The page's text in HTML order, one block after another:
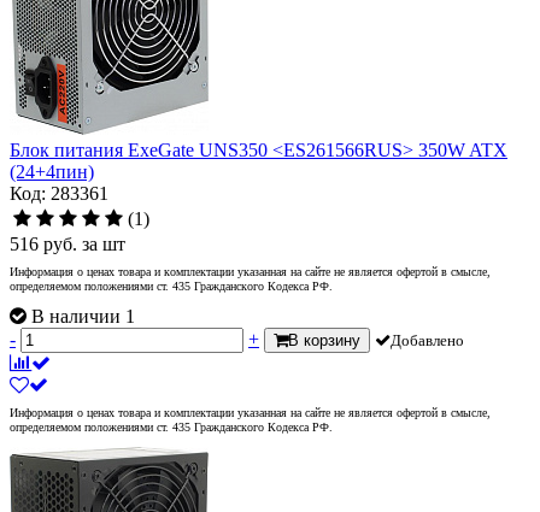
Блок питания ExeGate UNS350 <ES261566RUS> 350W ATX
(24+4пин)
Код: 283361
(1)
516 руб. за шт
Информация о ценах товара и комплектации указанная на сайте не является офертой в смысле,
определяемом положениями ст. 435 Гражданского Кодекса РФ.
В наличии 1
-
+ В корзину Добавлено
Информация о ценах товара и комплектации указанная на сайте не является офертой в смысле,
определяемом положениями ст. 435 Гражданского Кодекса РФ.